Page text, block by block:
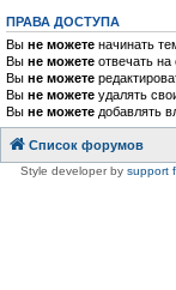
ПРАВА ДОСТУПА
Вы не можете начинать
Вы не можете отвечать
Вы не можете
Вы не можете удалять
Вы не можете добавлять
Список форумов
Style developer by support